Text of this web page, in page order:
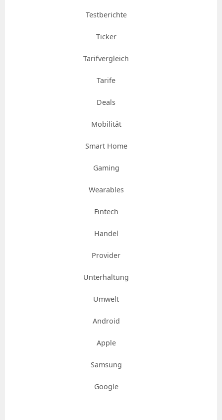
Testberichte
Ticker
Tarifvergleich
Tarife
Deals
Mobilität
Smart Home
Gaming
Wearables
Fintech
Handel
Provider
Unterhaltung
Umwelt
Android
Apple
Samsung
Google